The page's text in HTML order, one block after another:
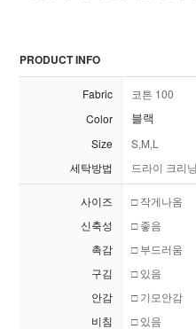
PRODUCT INFO
Fabric
코튼 100
Color
블랙
Size
S,M,L
세탁방법
드라이 크리닝
사이즈 □ 작게나옴
신축성
□ 좋음
촉감
□ 부드러움
구김
□ 있음
안감
□ 기모안감
비침
□ 있음